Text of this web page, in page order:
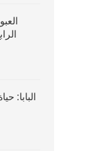
البابا: